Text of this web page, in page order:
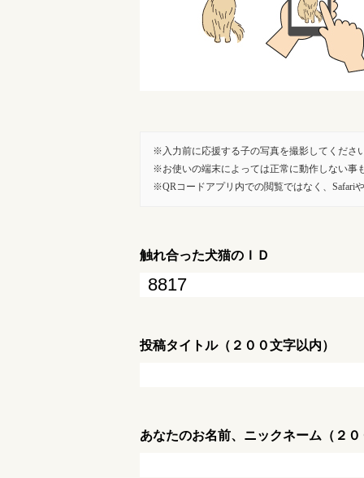
入力前に応援する子の写真を撮影してくださ
お使いの端末によっては正常に動作しない事
QRコードアプリ内での閲覧ではなく、Safari
触れ合った犬猫のＩＤ
投稿タイトル（２００文字以内）
あなたのお名前、ニックネーム（２